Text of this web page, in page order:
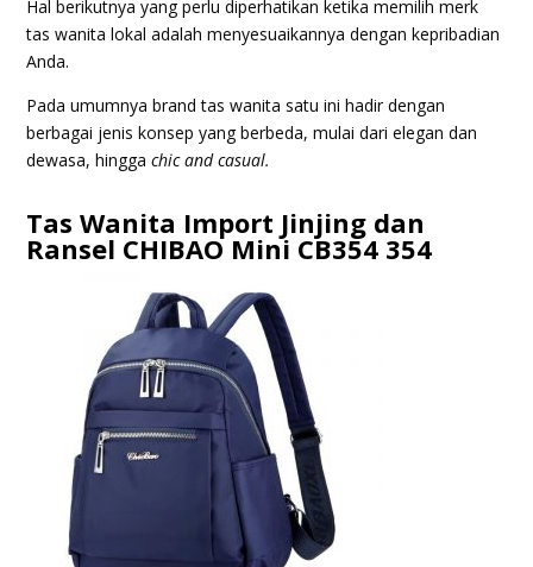
Hal berikutnya yang perlu diperhatikan ketika memilih merk
tas wanita lokal adalah menyesuaikannya dengan kepribadian
Anda.
Pada umumnya brand tas wanita satu ini hadir dengan
berbagai jenis konsep yang berbeda, mulai dari elegan dan
dewasa, hinggachic and casual.
Tas Wanita Import Jinjing dan
Ransel CHIBAO Mini CB354 354